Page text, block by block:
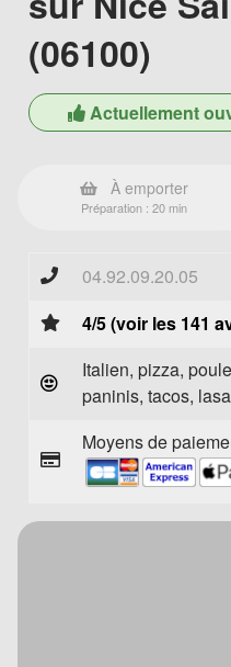
(06100)
Actuellement
À emporter
Préparation : 20 min
04.92.09.20.05
4/5 (voir les 141
Italien, pizza,
paninis, tacos,
Moyens de